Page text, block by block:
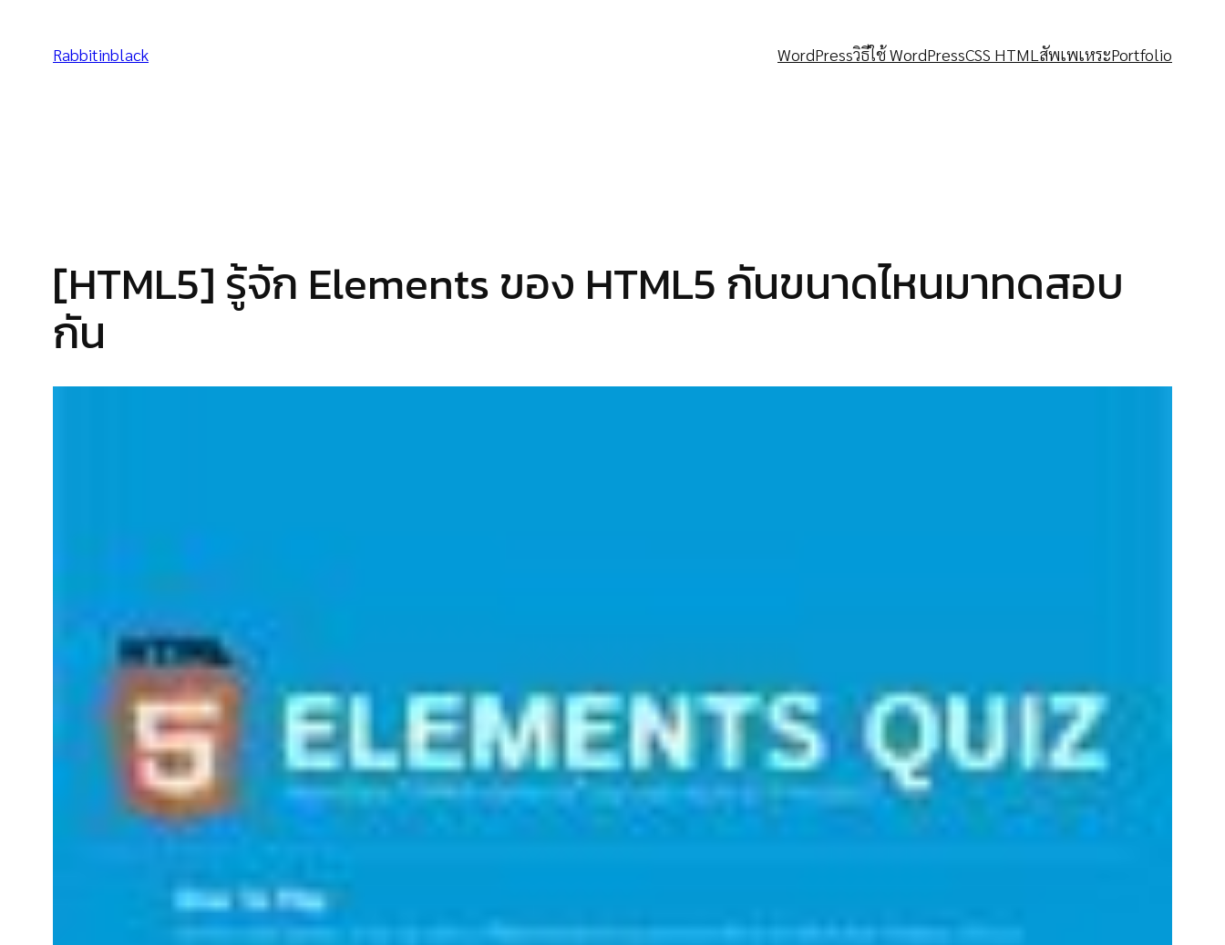
content
Rabbitinblack WordPressวิธีใช้ WordPressCSS HTML สัพเพเหระPortfolio
[HTML5] รู้จัก Elements ของ HTML5 กันขนาดไหนมาทดสอบ
กัน